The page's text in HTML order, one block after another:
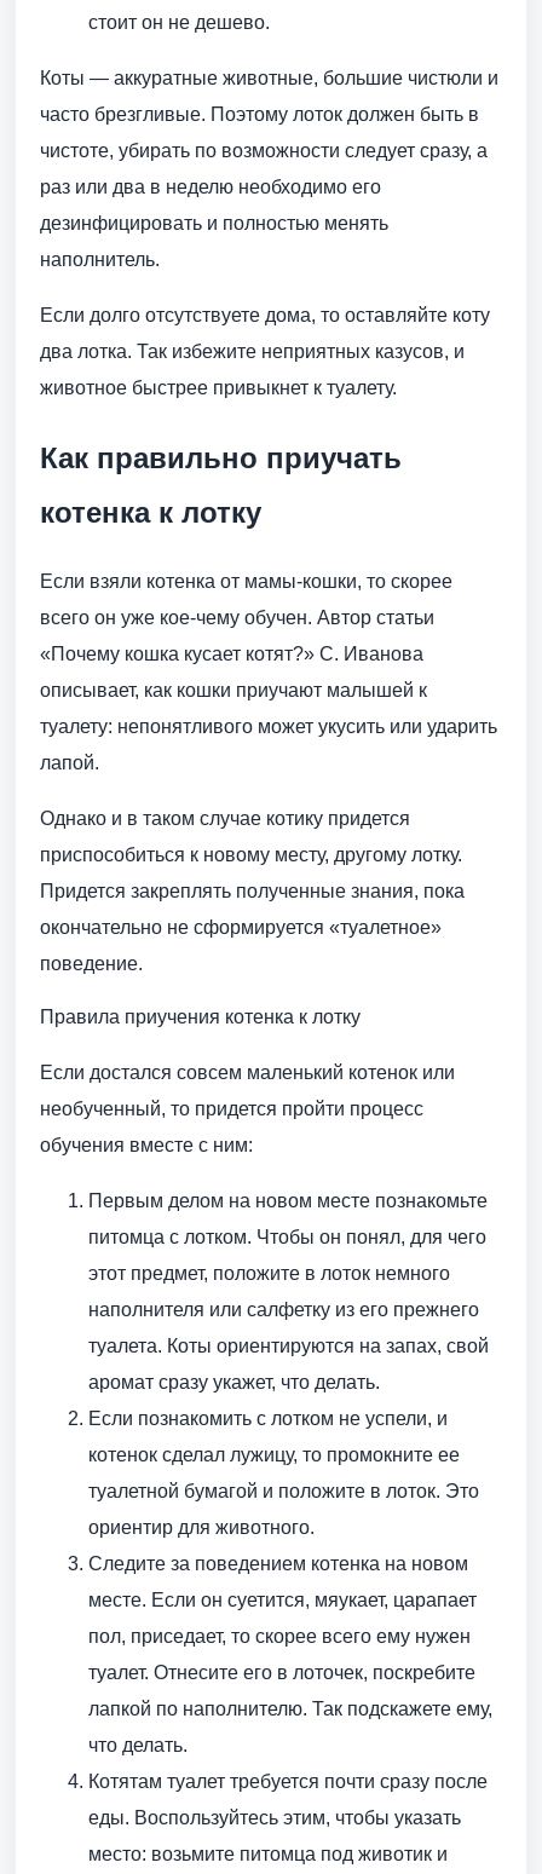
стоит он не дешево.
Коты — аккуратные животные, большие чистюли и
часто брезгливые. Поэтому лоток должен быть в
чистоте, убирать по возможности следует сразу, а
раз или два в неделю необходимо его
дезинфицировать и полностью менять
наполнитель.
Если долго отсутствуете дома, то оставляйте коту
два лотка. Так избежите неприятных казусов, и
животное быстрее привыкнет к туалету.
Как правильно приучать
котенка к лотку
Если взяли котенка от мамы-кошки, то скорее
всего он уже кое-чему обучен. Автор статьи
«Почему кошка кусает котят?» С. Иванова
описывает, как кошки приучают малышей к
туалету: непонятливого может укусить или ударить
лапой.
Однако и в таком случае котику придется
приспособиться к новому месту, другому лотку.
Придется закреплять полученные знания, пока
окончательно не сформируется «туалетное»
поведение.
Правила приучения котенка к лотку
Если достался совсем маленький котенок или
необученный, то придется пройти процесс
обучения вместе с ним:
Первым делом на новом месте познакомьте
питомца с лотком. Чтобы он понял, для чего
этот предмет, положите в лоток немного
наполнителя или салфетку из его прежнего
туалета. Коты ориентируются на запах, свой
аромат сразу укажет, что делать.
Если познакомить с лотком не успели, и
котенок сделал лужицу, то промокните ее
туалетной бумагой и положите в лоток. Это
ориентир для животного.
Следите за поведением котенка на новом
месте. Если он суетится, мяукает, царапает
пол, приседает, то скорее всего ему нужен
туалет. Отнесите его в лоточек, поскребите
лапкой по наполнителю. Так подскажете ему,
что делать.
Котятам туалет требуется почти сразу после
еды. Воспользуйтесь этим, чтобы указать
место: возьмите питомца под животик и